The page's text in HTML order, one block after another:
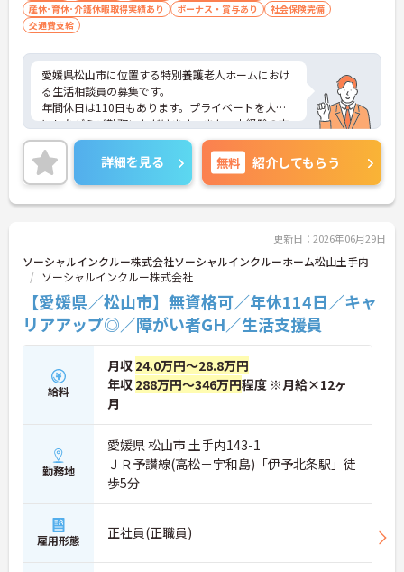
産休･育休･介護休暇取得実績あり
ボーナス・賞与あり
社会保険完備
交通費支給
愛媛県松山市に位置する特別養護老人ホームにおけ
る生活相談員の募集です。
年間休日は110日もあります。プライベートを大切
にしながらご勤務いただけます。また、未経験の方
も歓迎です。フォロー体制が整っており。安心して
ご勤務いただけます。
ご興味のある方には、面接対策ポイントなど、さら
に詳細をご案内しますのでお気軽にご相談くださ
い！
詳細を見る 無料 紹介してもらう
更新日：2026年06月29日
ソーシャルインクルー株式会社ソーシャルインクルーホーム松山土手内
ソーシャルインクルー株式会社
【愛媛県／松山市】無資格可／年休114日／キャ
リアアップ◎／障がい者GH／生活支援員
給料
月収 24.0万円～28.8万円
年収 288万円～346万円程度 ※月給×12ヶ
月
勤務地
愛媛県 松山市 土手内143-1
ＪＲ予讃線(高松－宇和島)「伊予北条駅」徒
歩5分
雇用形態 正社員(正職員)